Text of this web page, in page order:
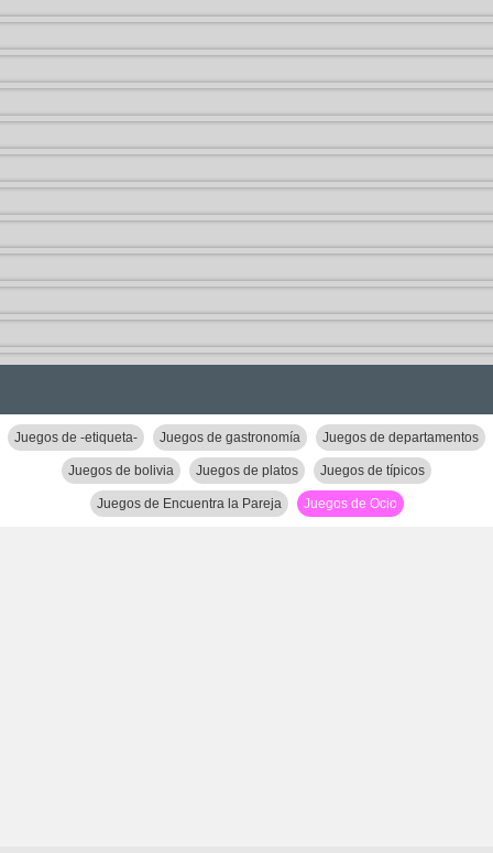
Juegos de -etiqueta- Juegos de gastronomía Juegos de departamentos
Juegos de bolivia Juegos de platos Juegos de típicos
Juegos de Encuentra la Pareja Juegos de Ocio